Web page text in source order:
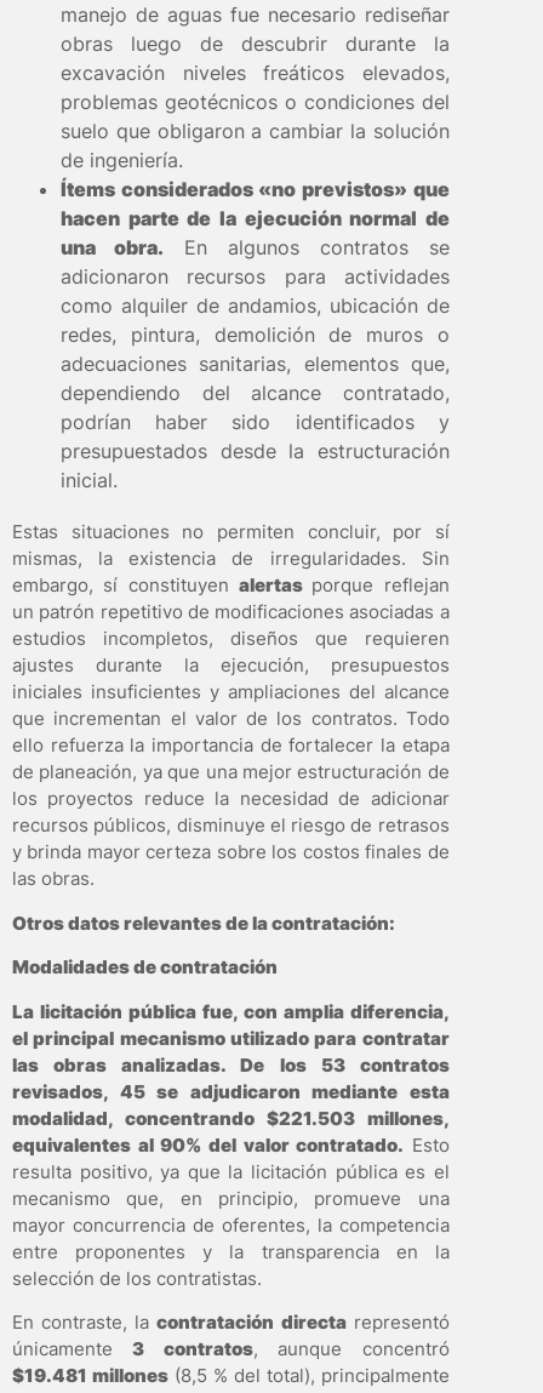
manejo de aguas fue necesario rediseñar
obras luego de descubrir durante la
excavación niveles freáticos elevados,
problemas geotécnicos o condiciones del
suelo que obligaron a cambiar la solución
de ingeniería.
Ítems considerados «no previstos» que
hacen parte de la ejecución normal de
una obra. En algunos contratos se
adicionaron recursos para actividades
como alquiler de andamios, ubicación de
redes, pintura, demolición de muros o
adecuaciones sanitarias, elementos que,
dependiendo del alcance contratado,
podrían haber sido identificados y
presupuestados desde la estructuración
inicial.
Estas situaciones no permiten concluir, por sí
mismas, la existencia de irregularidades. Sin
embargo, sí constituyenalertas porque reflejan
un patrón repetitivo de modificaciones asociadas a
estudios incompletos, diseños que requieren
ajustes durante la ejecución, presupuestos
iniciales insuficientes y ampliaciones del alcance
que incrementan el valor de los contratos. Todo
ello refuerza la importancia de fortalecer la etapa
de planeación, ya que una mejor estructuración de
los proyectos reduce la necesidad de adicionar
recursos públicos, disminuye el riesgo de retrasos
y brinda mayor certeza sobre los costos finales de
las obras.
Otros datos relevantes de la contratación:
Modalidades de contratación
La licitación pública fue, con amplia diferencia,
el principal mecanismo utilizado para contratar
las obras analizadas. De los 53 contratos
revisados, 45 se adjudicaron mediante esta
modalidad, concentrando $221.503 millones,
equivalentes al 90% del valor contratado. Esto
resulta positivo, ya que la licitación pública es el
mecanismo que, en principio, promueve una
mayor concurrencia de oferentes, la competencia
entre proponentes y la transparencia en la
selección de los contratistas.
En contraste, lacontratación directarepresentó
únicamente3 contratos, aunque concentró
$19.481 millones(8,5 % del total), principalmente